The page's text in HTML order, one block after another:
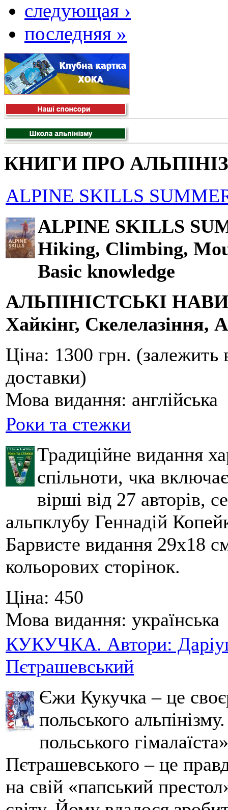
следующая ›
последняя »
КНИГИ ПРО
ALPINE SKILLS
ALPINE SKILLS
Hiking, Climbing,
Basic knowledge
АЛЬПІНІСТСЬКІ
Хайкінг, Скелелазіння,
Ціна: 1300 грн. (залежить
доставки)
Мова видання: англійська
Роки та стежки
Традиційне видання
спільноти, чка
вірші від 27 авторів,
альпклубу Геннадій
Барвисте видання 29х18
кольорових сторінок.
Ціна: 450
Мова видання: українська
КУКУЧКА. Автори:
Пєтрашевський
Єжи Кукучка – це
польського
польського
Пєтрашевського – це
на свій «папський